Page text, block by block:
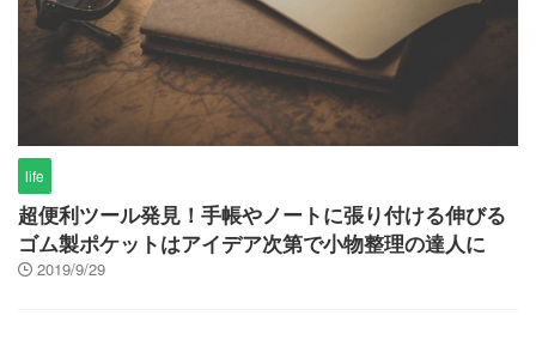
life
超便利ツール発見！手帳やノートに張り付ける伸びる
ゴム製ポケットはアイデア次第で小物整理の達人に
2019/9/29